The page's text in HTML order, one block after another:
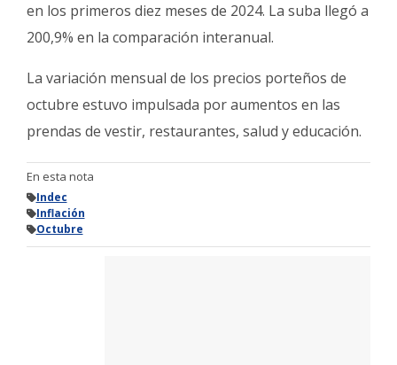
en los primeros diez meses de 2024. La suba llegó a
200,9% en la comparación interanual.
La variación mensual de los precios porteños de
octubre estuvo impulsada por aumentos en las
prendas de vestir, restaurantes, salud y educación.
En esta nota
Indec
Inflación
Octubre